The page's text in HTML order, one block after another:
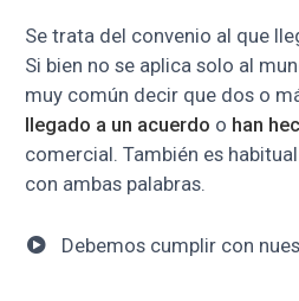
Se trata del convenio al que
Si bien no se aplica solo al
muy común decir que dos o
llegado a un acuerdo o han
comercial. También es
con ambas palabras.
Debemos cumplir con